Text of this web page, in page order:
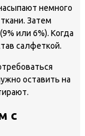
немного
Затем
или 6%). Когда
салфеткой.
оставить на
с